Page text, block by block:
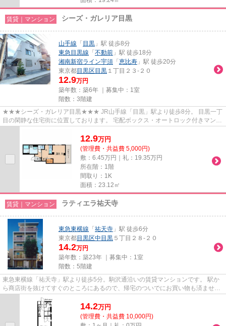
賃貸｜マンション シーズ・ガレリア目黒
山手線 「 目黒 」駅 徒歩8分
東急目黒線 「 不動前 」駅 徒歩18分
湘南新宿ライン宇須 「 恵比寿 」駅 徒歩20分
東京都目黒区 目黒 １丁目２３-２０
12.9万円
築年数：築6年 ｜募集中： 1室
階数：3階建
★★★シーズ・ガレリア目黒★★★ JR山手線「目黒」駅より徒歩8分。 目黒一丁
目の閑静な住宅街に位置しております。 宅配ボックス・オートロック付きマンシ
12.9万円
(管理費・共益費 5,000円)
敷：6.45万円｜礼：19.35万円
所在階：1階
間取り：1K
面積：23.12㎡
賃貸｜マンション ラティエラ祐天寺
東急東横線 「 祐天寺 」駅 徒歩6分
東京都目黒区中目黒 ５丁目２８-２０
14.2万円
築年数：築23年 ｜募集中： 1室
階数：5階建
東急東横線「祐天寺」駅より徒歩5分。駒沢通沿いの賃貸マンションです。 駅か
ら商店街を抜けてすぐのところにあるので、帰宅のついでにお買い物も済ませて
しまうことが出来ますよ♪
14.2万円
(管理費・共益費 10,000円)